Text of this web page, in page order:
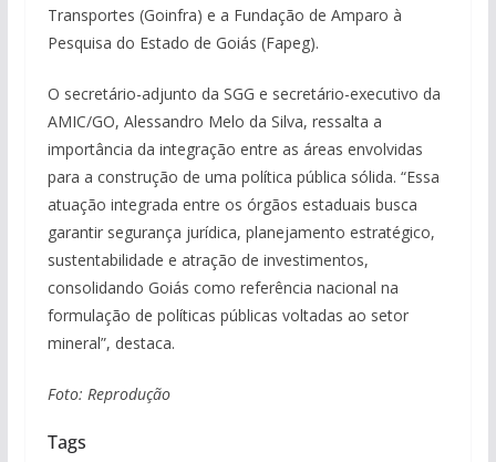
Transportes (Goinfra) e a Fundação de Amparo à
Pesquisa do Estado de Goiás (Fapeg).
O secretário-adjunto da SGG e secretário-executivo da
AMIC/GO, Alessandro Melo da Silva, ressalta a
importância da integração entre as áreas envolvidas
para a construção de uma política pública sólida. “Essa
atuação integrada entre os órgãos estaduais busca
garantir segurança jurídica, planejamento estratégico,
sustentabilidade e atração de investimentos,
consolidando Goiás como referência nacional na
formulação de políticas públicas voltadas ao setor
mineral”, destaca.
Foto: Reprodução
Tags